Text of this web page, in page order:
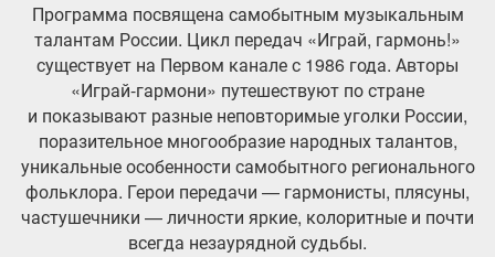
Программа посвящена самобытным музыкальным
талантам России. Цикл передач «Играй, гармонь!»
существует на Первом канале с 1986 года. Авторы
«Играй-гармони» путешествуют по стране
и показывают разные неповторимые уголки России,
поразительное многообразие народных талантов,
уникальные особенности самобытного регионального
фольклора. Герои передачи — гармонисты, плясуны,
частушечники — личности яркие, колоритные и почти
всегда незаурядной судьбы.